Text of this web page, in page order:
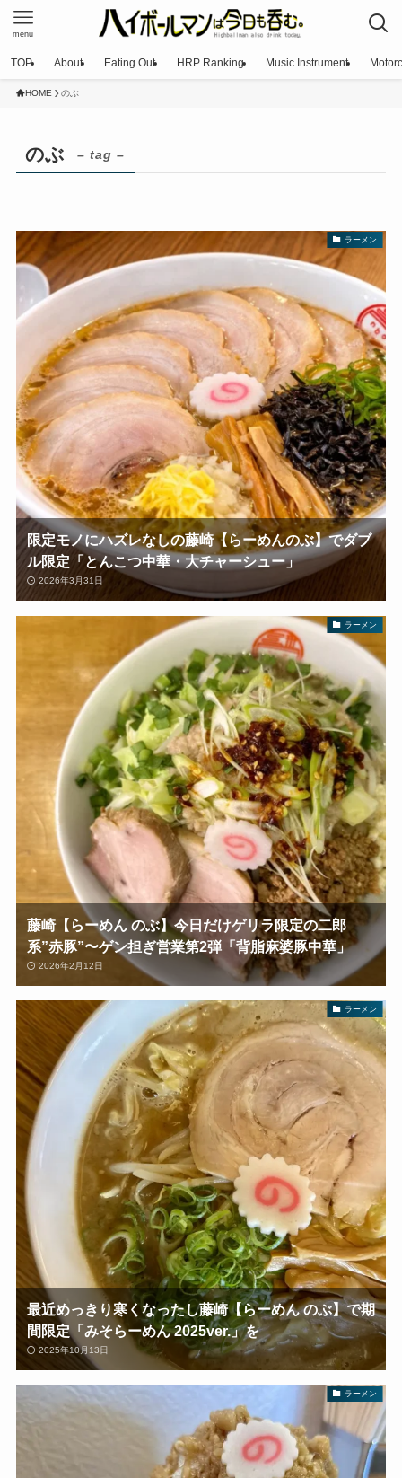
menu
TOP About Eating Out HRP Ranking Music Instrument
HOME のぶ
のぶ – tag –
ラーメン
限定モノにハズレなしの藤崎【らーめんのぶ】でダブ
ル限定「とんこつ中華・大チャーシュー」
2026年3月31日
ラーメン
藤崎【らーめん のぶ】今日だけゲリラ限定の二郎
系”赤豚”〜ゲン担ぎ営業第2弾「背脂麻婆豚中華」
2026年2月12日
ラーメン
最近めっきり寒くなったし藤崎【らーめん のぶ】で期
間限定「みそらーめん 2025ver.」を
2025年10月13日
ラーメン